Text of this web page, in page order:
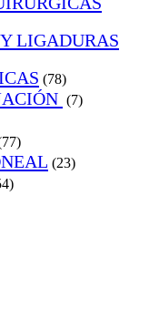
LIGADURAS
(78)
(7)
(23)